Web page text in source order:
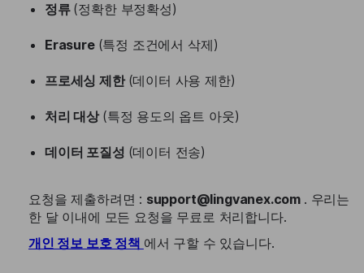
정류 (정확한 부정확성)
Erasure (특정 조건에서 삭제)
프로세싱 제한 (데이터 사용 제한)
처리 대상 (특정 용도의 옵트 아웃)
데이터 포질성 (데이터 전송)
요청을 제출하려면 : support@lingvanex.com . 우리는
한 달 이내에 모든 요청을 무료로 처리합니다.
개인 정보 보호 정책 에서 구할 수 있습니다.